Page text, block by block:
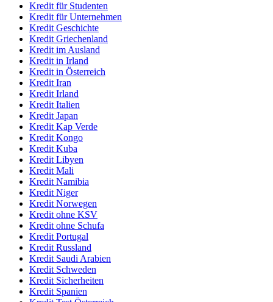
Kredit für Studenten
Kredit für Unternehmen
Kredit Geschichte
Kredit Griechenland
Kredit im Ausland
Kredit in Irland
Kredit in Österreich
Kredit Iran
Kredit Irland
Kredit Italien
Kredit Japan
Kredit Kap Verde
Kredit Kongo
Kredit Kuba
Kredit Libyen
Kredit Mali
Kredit Namibia
Kredit Niger
Kredit Norwegen
Kredit ohne KSV
Kredit ohne Schufa
Kredit Portugal
Kredit Russland
Kredit Saudi Arabien
Kredit Schweden
Kredit Sicherheiten
Kredit Spanien